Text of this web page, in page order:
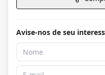
Avise-nos de seu